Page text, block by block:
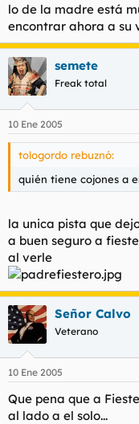
lo de la madre está
encontrar ahora a su
semete
Freak total
10 Ene 2005
tologordo rebuznó:
quién tiene cojones a
la unica pista que
a buen seguro a
al verle
Señor Calvo
Veterano
10 Ene 2005
Que pena que a
al lado a el solo...